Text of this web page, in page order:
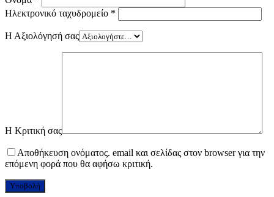
Ηλεκτρονικό ταχυδρομείο *
Η Αξιολόγησή σας
Η Κριτική σας
Αποθήκευση ονόματος. email και σελίδας στον browser για την
επόμενη φορά που θα αφήσω κριτική.